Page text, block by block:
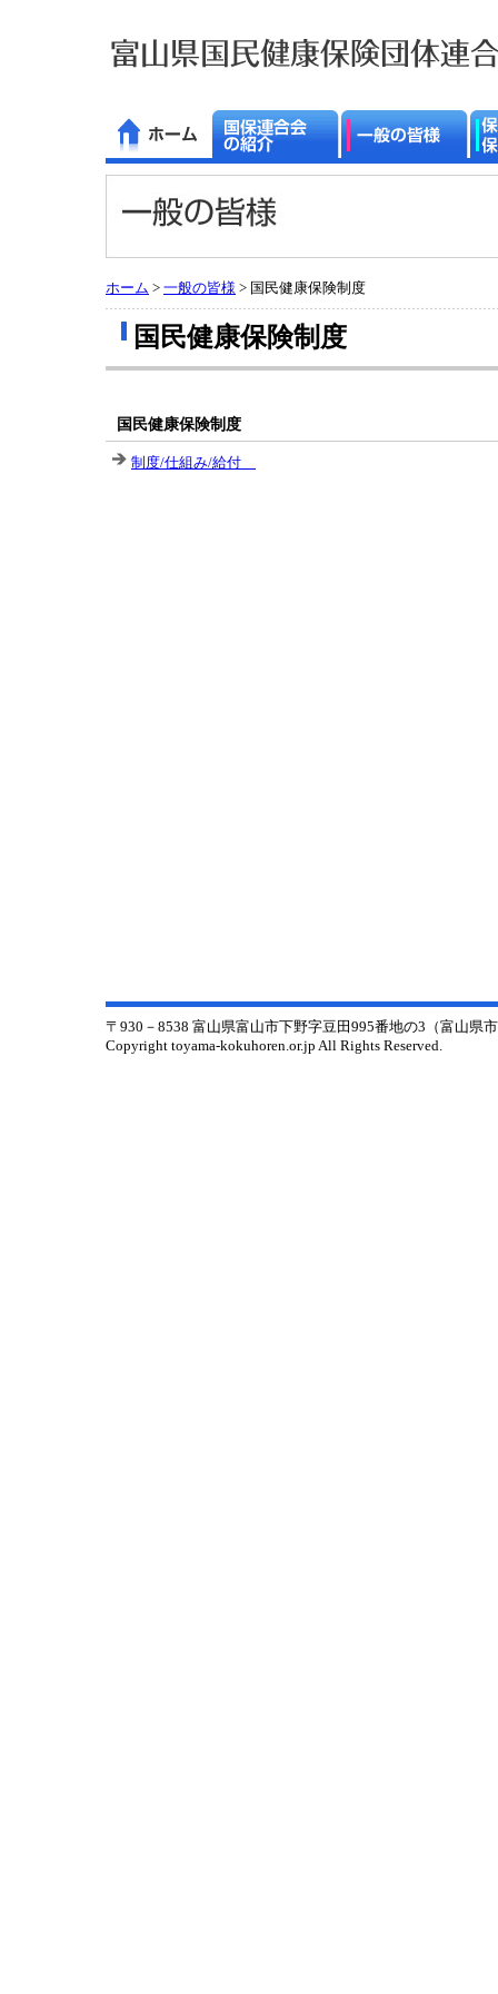
ホーム > 一般の皆様 > 国民健康保険制度
国民健康保険制度
国民健康保険制度
制度/仕組み/給付
〒930－8538 富山県富山市下野字豆田995番地の3（富山県
Copyright toyama-kokuhoren.or.jp All Rights Reserved.